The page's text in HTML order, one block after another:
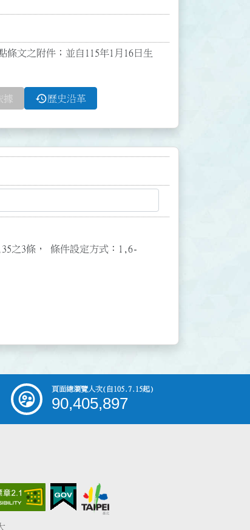
條文之附件；並自115年1月16日生
據 history歷史沿革
之3條， 條件設定方式：1,6-
頁面總瀏覽人次(自105.7.15起)
90,405,897